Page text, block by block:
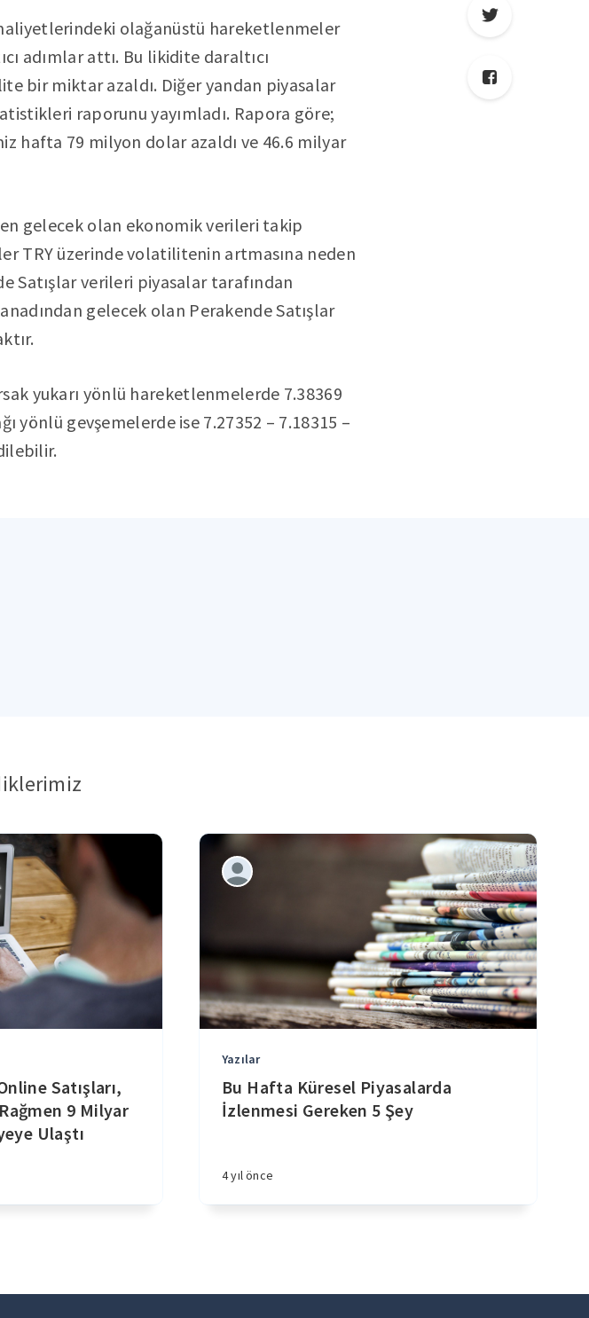
olağanüstü hareketlenmeler
adımlar attı. Bu likidite daraltıcı
bir miktar azaldı. Diğer yandan piyasalar
raporunu yayımladı. Rapora göre;
hafta 79 milyon dolar azaldı ve 46.6 milyar
gelecek olan ekonomik verileri takip
TRY üzerinde volatilitenin artmasına neden
Satışlar verileri piyasalar tarafından
gelecek olan Perakende Satışlar
yukarı yönlü hareketlenmelerde 7.38369
yönlü gevşemelerde ise 7.27352 – 7.18315 –
Satışları,
9 Milyar
Ulaştı
Yazılar
Bu Hafta Küresel Piyasalarda
İzlenmesi Gereken 5 Şey
4 yıl önce